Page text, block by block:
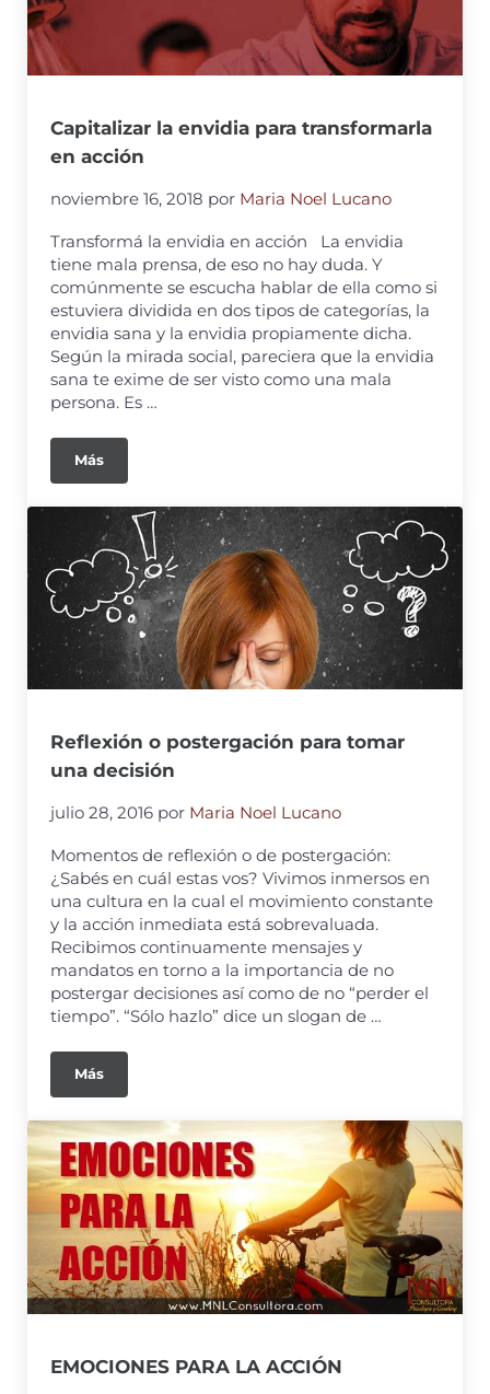
Capitalizar la envidia para transformarla
en acción
noviembre 16, 2018 por Maria Noel Lucano
Transformá la envidia en acción La envidia
tiene mala prensa, de eso no hay duda. Y
comúnmente se escucha hablar de ella como si
estuviera dividida en dos tipos de categorías, la
envidia sana y la envidia propiamente dicha.
Según la mirada social, pareciera que la envidia
sana te exime de ser visto como una mala
persona. Es …
Más
Reflexión o postergación para tomar
una decisión
julio 28, 2016 por Maria Noel Lucano
Momentos de reflexión o de postergación:
¿Sabés en cuál estas vos? Vivimos inmersos en
una cultura en la cual el movimiento constante
y la acción inmediata está sobrevaluada.
Recibimos continuamente mensajes y
mandatos en torno a la importancia de no
postergar decisiones así como de no “perder el
tiempo”. “Sólo hazlo” dice un slogan de …
Más
EMOCIONES PARA LA ACCIÓN